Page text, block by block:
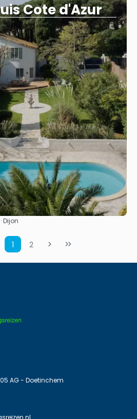
Cote d'Azur
Sehen
Dijon
1 2
AG - Doetinchem